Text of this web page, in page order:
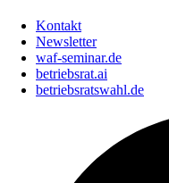
Kontakt
Newsletter
waf-seminar.de
betriebsrat.ai
betriebsratswahl.de